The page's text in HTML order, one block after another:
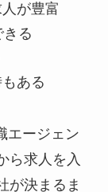
が豊富
る
ある
エージェン
ら求人を入
が決まるま